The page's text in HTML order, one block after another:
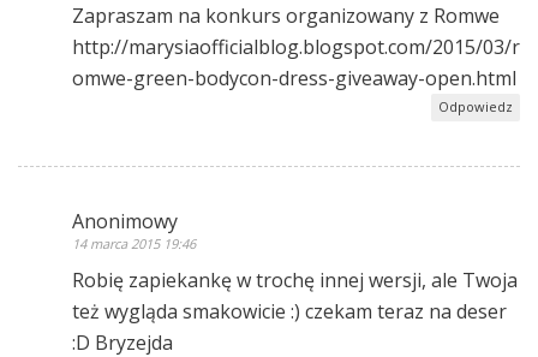
Zapraszam na konkurs organizowany z Romwe
http://marysiaofficialblog.blogspot.com/2015/03/r
omwe-green-bodycon-dress-giveaway-open.html
Odpowiedz
Anonimowy
14 marca 2015 19:46
Robię zapiekankę w trochę innej wersji, ale Twoja
też wygląda smakowicie :) czekam teraz na deser
:D Bryzejda